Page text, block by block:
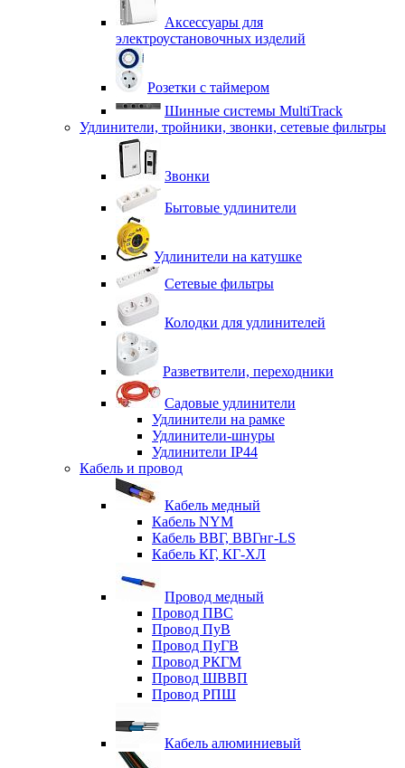
Аксессуары для
электроустановочных изделий
Розетки с таймером
Шинные системы MultiTrack
Удлинители, тройники, звонки, сетевые фильтры
Звонки
Бытовые удлинители
Удлинители на катушке
Сетевые фильтры
Колодки для удлинителей
Разветвители, переходники
Садовые удлинители
Удлинители на рамке
Удлинители-шнуры
Удлинители IP44
Кабель и провод
Кабель медный
Кабель NYM
Кабель ВВГ, ВВГнг-LS
Кабель КГ, КГ-ХЛ
Провод медный
Провод ПВС
Провод ПуВ
Провод ПуГВ
Провод РКГМ
Провод ШВВП
Провод РПШ
Кабель алюминиевый